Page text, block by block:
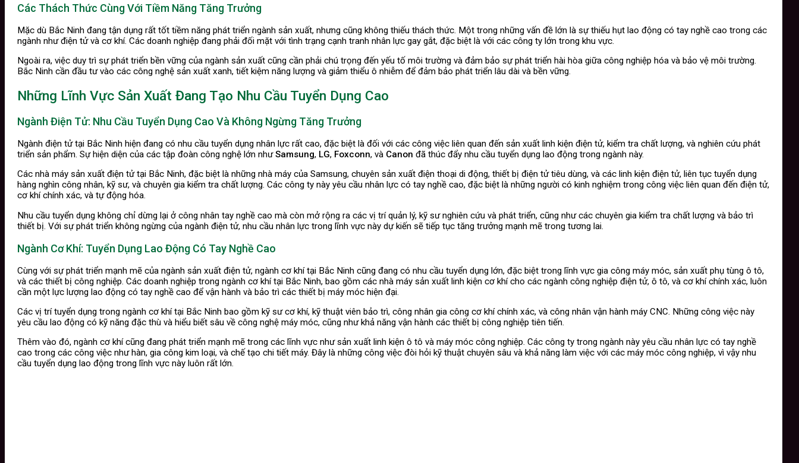
Các Thách Thức Cùng Với Tiềm Năng Tăng Trưởng
Mặc dù Bắc Ninh đang tận dụng rất tốt tiềm năng phát triển ngành sản xuất, nhưng cũng không thiếu thách thức. Một trong những vấn đề lớn là sự thiếu hụt lao động có tay nghề cao trong các
ngành như điện tử và cơ khí. Các doanh nghiệp đang phải đối mặt với tình trạng cạnh tranh nhân lực gay gắt, đặc biệt là với các công ty lớn trong khu vực.
Ngoài ra, việc duy trì sự phát triển bền vững của ngành sản xuất cũng cần phải chú trọng đến yếu tố môi trường và đảm bảo sự phát triển hài hòa giữa công nghiệp hóa và bảo vệ môi trường.
Bắc Ninh cần đầu tư vào các công nghệ sản xuất xanh, tiết kiệm năng lượng và giảm thiểu ô nhiễm để đảm bảo phát triển lâu dài và bền vững.
Những Lĩnh Vực Sản Xuất Đang Tạo Nhu Cầu Tuyển Dụng Cao
Ngành Điện Tử: Nhu Cầu Tuyển Dụng Cao Và Không Ngừng Tăng Trưởng
Ngành điện tử tại Bắc Ninh hiện đang có nhu cầu tuyển dụng nhân lực rất cao, đặc biệt là đối với các công việc liên quan đến sản xuất linh kiện điện tử, kiểm tra chất lượng, và nghiên cứu phát
triển sản phẩm. Sự hiện diện của các tập đoàn công nghệ lớn nhưSamsung, LG, Foxconn, và Canon đã thúc đẩy nhu cầu tuyển dụng lao động trong ngành này.
Các nhà máy sản xuất điện tử tại Bắc Ninh, đặc biệt là những nhà máy của Samsung, chuyên sản xuất điện thoại di động, thiết bị điện tử tiêu dùng, và các linh kiện điện tử, liên tục tuyển dụng
hàng nghìn công nhân, kỹ sư, và chuyên gia kiểm tra chất lượng. Các công ty này yêu cầu nhân lực có tay nghề cao, đặc biệt là những người có kinh nghiệm trong công việc liên quan đến điện tử,
cơ khí chính xác, và tự động hóa.
Nhu cầu tuyển dụng không chỉ dừng lại ở công nhân tay nghề cao mà còn mở rộng ra các vị trí quản lý, kỹ sư nghiên cứu và phát triển, cũng như các chuyên gia kiểm tra chất lượng và bảo trì
thiết bị. Với sự phát triển không ngừng của ngành điện tử, nhu cầu nhân lực trong lĩnh vực này dự kiến sẽ tiếp tục tăng trưởng mạnh mẽ trong tương lai.
Ngành Cơ Khí: Tuyển Dụng Lao Động Có Tay Nghề Cao
Cùng với sự phát triển mạnh mẽ của ngành sản xuất điện tử, ngành cơ khí tại Bắc Ninh cũng đang có nhu cầu tuyển dụng lớn, đặc biệt trong lĩnh vực gia công máy móc, sản xuất phụ tùng ô tô,
và các thiết bị công nghiệp. Các doanh nghiệp trong ngành cơ khí tại Bắc Ninh, bao gồm các nhà máy sản xuất linh kiện cơ khí cho các ngành công nghiệp điện tử, ô tô, và cơ khí chính xác, luôn
cần một lực lượng lao động có tay nghề cao để vận hành và bảo trì các thiết bị máy móc hiện đại.
Các vị trí tuyển dụng trong ngành cơ khí tại Bắc Ninh bao gồm kỹ sư cơ khí, kỹ thuật viên bảo trì, công nhân gia công cơ khí chính xác, và công nhân vận hành máy CNC. Những công việc này
yêu cầu lao động có kỹ năng đặc thù và hiểu biết sâu về công nghệ máy móc, cũng như khả năng vận hành các thiết bị công nghiệp tiên tiến.
Thêm vào đó, ngành cơ khí cũng đang phát triển mạnh mẽ trong các lĩnh vực như sản xuất linh kiện ô tô và máy móc công nghiệp. Các công ty trong ngành này yêu cầu nhân lực có tay nghề
cao trong các công việc như hàn, gia công kim loại, và chế tạo chi tiết máy. Đây là những công việc đòi hỏi kỹ thuật chuyên sâu và khả năng làm việc với các máy móc công nghiệp, vì vậy nhu
cầu tuyển dụng lao động trong lĩnh vực này luôn rất lớn.